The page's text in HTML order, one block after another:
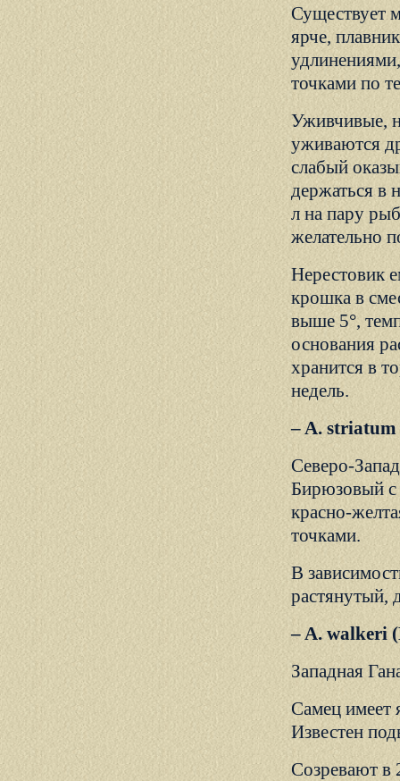
Существует
ярче,
точками по
Уживчивые,
уживаются
слабый
держаться в
л на пару
желательно
Нерестовик
крошка в
выше 5°,
основания
хранится в
недель.
– A.
Северо-
Бирюзовый с
красно-
точками.
В
растянутый,
– A. walkeri
Западная
Самец имеет
Известен
Созревают в